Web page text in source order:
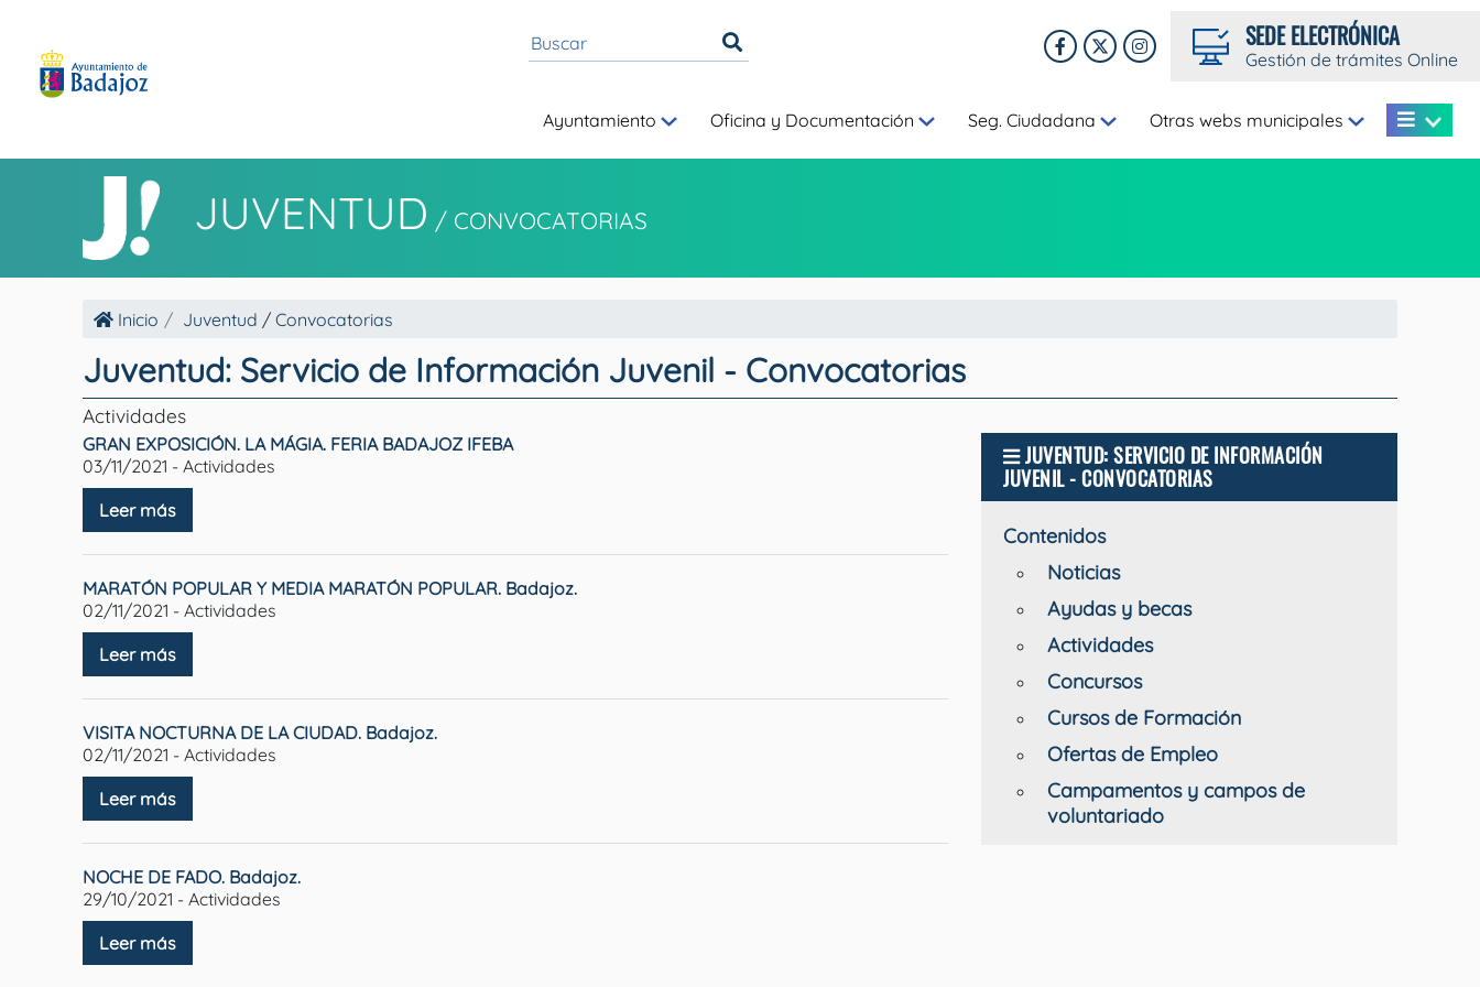
SEDE ELECTRÓNICA
Gestión de trámites Online
Ayuntamiento Oficina y Documentación Seg. Ciudadana Otras webs municipales
JUVENTUD / CONVOCATORIAS
Inicio Juventud / Convocatorias
Juventud: Servicio de Información Juvenil - Convocatorias
Actividades
GRAN EXPOSICIÓN. LA MÁGIA. FERIA BADAJOZ IFEBA
03/11/2021 - Actividades
Leer más
MARATÓN POPULAR Y MEDIA MARATÓN POPULAR. Badajoz.
02/11/2021 - Actividades
Leer más
VISITA NOCTURNA DE LA CIUDAD. Badajoz.
02/11/2021 - Actividades
Leer más
NOCHE DE FADO. Badajoz.
29/10/2021 - Actividades
Leer más
JUVENTUD: SERVICIO DE INFORMACIÓN
JUVENIL - CONVOCATORIAS
Contenidos
Noticias
Ayudas y becas
Actividades
Concursos
Cursos de Formación
Ofertas de Empleo
Campamentos y campos de
voluntariado